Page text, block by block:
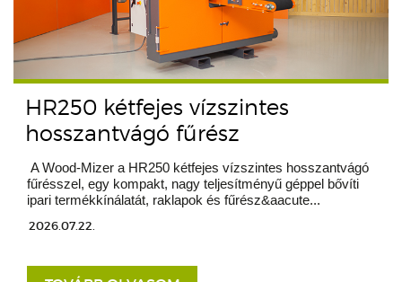
HR250 kétfejes vízszintes
hosszantvágó fűrész
A Wood-Mizer a HR250 kétfejes vízszintes hosszantvágó
fűrésszel, egy kompakt, nagy teljesítményű géppel bővíti
ipari termékkínálatát, raklapok és fűrész&aacute...
2026.07.22.